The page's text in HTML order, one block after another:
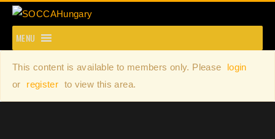
SOCCAHungary
MENU
This content is available to members only. Please
login
or
register to view this area.